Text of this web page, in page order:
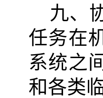
九、
任务在
系统之
和各类